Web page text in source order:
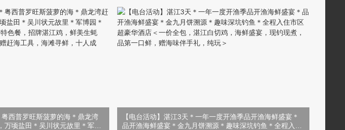
粤西普罗旺斯菠萝的海＊鼎龙湾
顷盐田＊吴川状元故里＊军博
【电台活动】湛江3天＊一年一度开渔季品开渔海鲜盛宴＊
品开渔海鲜盛宴＊金九月饼溯源＊趣味深坑钓鱼＊全程入住